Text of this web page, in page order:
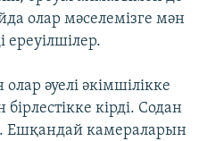
олар мәселемізге мән
әуелі әкімшілікке
кірді. Содан
Ешқандай камераларын